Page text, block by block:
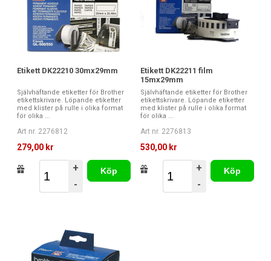
Etikett DK22210 30mx29mm
Självhäftande etiketter för Brother
etikettskrivare. Löpande etiketter
med klister på rulle i olika format
för olika ...
Art nr. 2276812
279,00 kr
+
-
Köp
Etikett DK22211 film
15mx29mm
Självhäftande etiketter för Brother
etikettskrivare. Löpande etiketter
med klister på rulle i olika format
för olika ...
Art nr. 2276813
530,00 kr
+
-
Köp